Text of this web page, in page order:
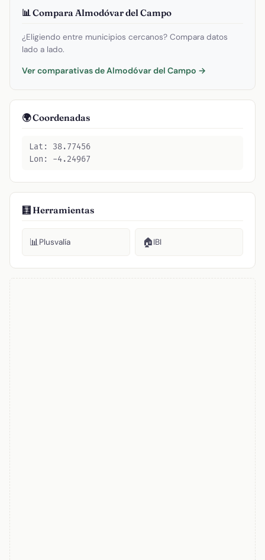
📊 Compara Almodóvar del Campo
¿Eligiendo entre municipios cercanos? Compara datos
lado a lado.
Ver comparativas de Almodóvar del Campo →
🌍 Coordenadas
Lat: 38.77456
Lon: -4.24967
🧮 Herramientas
📊Plusvalía 🏠IBI